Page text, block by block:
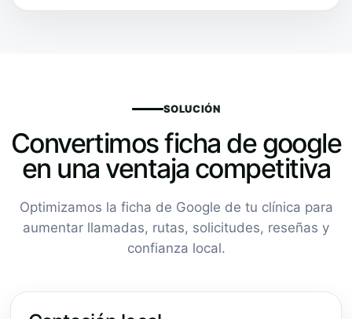
SOLUCIÓN
Convertimos ficha de google
en una ventaja competitiva
Optimizamos la ficha de Google de tu clínica para
aumentar llamadas, rutas, solicitudes, reseñas y
confianza local.